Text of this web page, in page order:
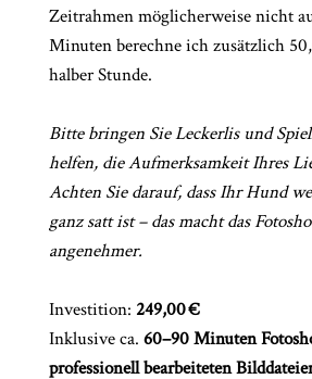
Zeitrahmen möglicherweise nicht
Minuten berechne ich zusätzlich
halber Stunde.
Bitte bringen Sie Leckerlis und
helfen, die Aufmerksamkeit Ihres
Achten Sie darauf, dass Ihr Hund
ganz satt ist – das macht das
angenehmer.
Investition: 249,00 €
Inklusive ca. 60–90 Minuten
professionell bearbeiteten